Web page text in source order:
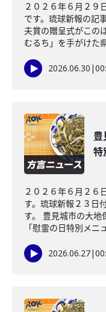
２０２６年６月２
です。琉球新報の記
夫賞の贈呈式がこの
むるち」を手がけた
2026.06.30 |
特
２０２６年６月２６
す。琉球新報２３日
す。 豊見城市の大地
「慰霊の日特別メニ
2026.06.27|